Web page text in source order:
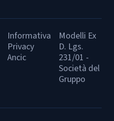
Informativa
Privacy
Ancic
Modelli Ex
D. Lgs.
231/01 -
Società del
Gruppo